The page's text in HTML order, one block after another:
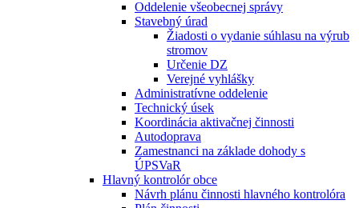
Oddelenie všeobecnej správy
Stavebný úrad
Žiadosti o vydanie súhlasu na výrub
stromov
Určenie DZ
Verejné vyhlášky
Administratívne oddelenie
Technický úsek
Koordinácia aktivačnej činnosti
Autodoprava
Zamestnanci na základe dohody s
ÚPSVaR
Hlavný kontrolór obce
Návrh plánu činnosti hlavného kontrolóra